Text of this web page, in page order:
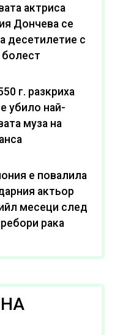
актриса
Дончева се
десетилетие с
г. разкриха
убило най-
муза на
е повалила
актьор
месеци след
рака